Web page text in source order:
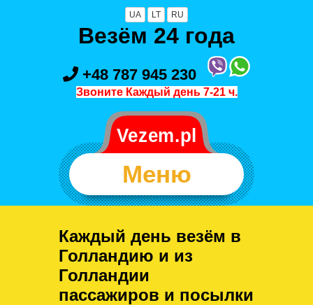
UA LT RU
Везём 24 года
+48 787 945 230
Звоните Каждый день 7-21 ч.
Меню
Каждый день везём в
Голландию и из
Голландии
пассажиров и посылки